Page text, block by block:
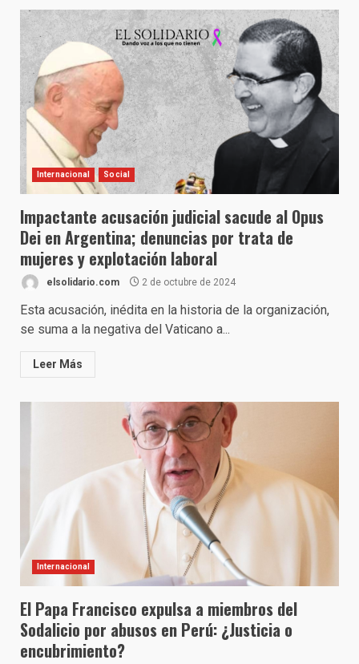
Internacional Social
Impactante acusación judicial sacude al Opus
Dei en Argentina; denuncias por trata de
mujeres y explotación laboral
elsolidario.com 2 de octubre de 2024
Esta acusación, inédita en la historia de la organización,
se suma a la negativa del Vaticano a...
Leer Más
Internacional
El Papa Francisco expulsa a miembros del
Sodalicio por abusos en Perú: ¿Justicia o
encubrimiento?